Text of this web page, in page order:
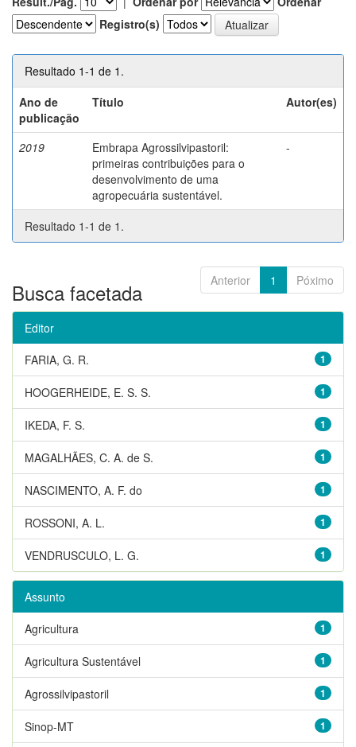
Registro(s)
Resultado 1-1 de 1.
Ano de
publicação
Título Autor(es)
2019
Embrapa Agrossilvipastoril:
primeiras contribuições para o
desenvolvimento de uma
agropecuária sustentável.
-
Resultado 1-1 de 1.
Anterior 1 Póximo
Busca facetada
Editor
1
FARIA, G. R.
1
HOOGERHEIDE, E. S. S.
1
IKEDA, F. S.
1
MAGALHÃES, C. A. de S.
1
NASCIMENTO, A. F. do
1
ROSSONI, A. L.
1
VENDRUSCULO, L. G.
Assunto
1
Agricultura
1
Agricultura Sustentável
1
Agrossilvipastoril
1
Sinop-MT